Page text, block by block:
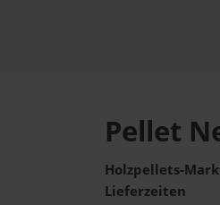
Pellet
Holzpellets-
Lieferzeiten